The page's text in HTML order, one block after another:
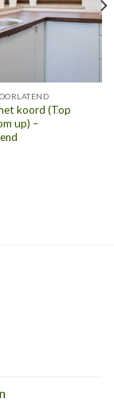
koord (Top
up) –